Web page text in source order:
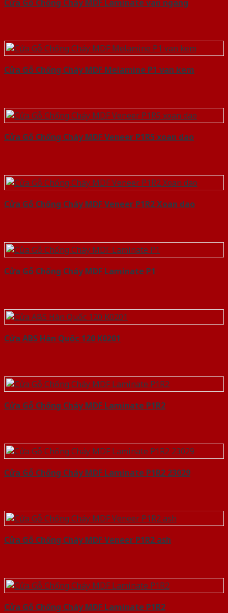
Cửa Gỗ Chống Cháy MDF Laminate van ngang
Cửa Gỗ Chống Cháy MDF Melamine P1 van kem
Cửa Gỗ Chống Cháy MDF Veneer P1R5 xoan dao
Cửa Gỗ Chống Cháy MDF Veneer P1R2 Xoan dao
Cửa Gỗ Chống Cháy MDF Laminate P1
Cửa ABS Hàn Quốc 120 K0201
Cửa Gỗ Chống Cháy MDF Laminate P1R2
Cửa Gỗ Chống Cháy MDF Laminate P1R2 23029
Cửa Gỗ Chống Cháy MDF Veneer P1R2 ash
Cửa Gỗ Chống Cháy MDF Laminate P1R2